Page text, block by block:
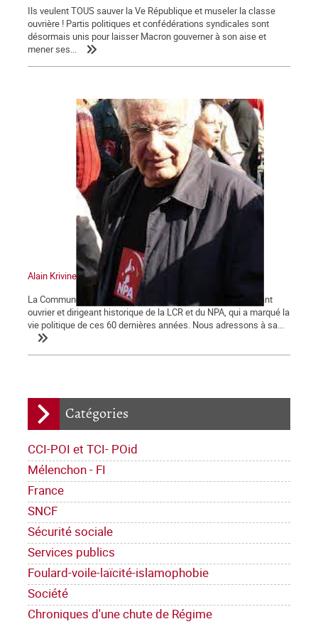
Catégories
CCI-POI et TCI- POid
Mélenchon - FI
France
SNCF
Sécurité sociale
Services publics
Foulard-voile-laïcité-islamophobie
Société
Chroniques d'une chute de Régime
Ils veulent TOUS sauver la Ve République et museler la classe
ouvrière ! Partis politiques et confédérations syndicales sont
désormais unis pour laisser Macron gouverner à son aise et
mener ses...
Alain Krivine
La Commune tient à saluer la mémoire d'Alain Krivine, militant
ouvrier et dirigeant historique de la LCR et du NPA, qui a marqué la
vie politique de ces 60 dernières années. Nous adressons à sa...